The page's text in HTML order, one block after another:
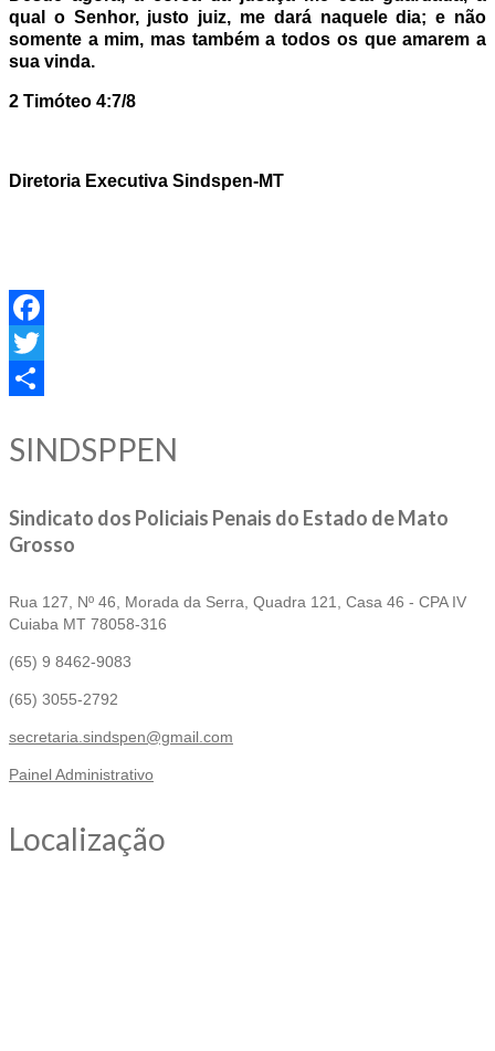
qual o Senhor, justo juiz, me dará naquele dia; e não
somente a mim, mas também a todos os que amarem a
sua vinda.
2 Timóteo 4:7/8
Diretoria Executiva Sindspen-MT
Facebook
Twitter
SINDSPPEN
Sindicato dos Policiais Penais do Estado de Mato
Grosso
Rua 127, Nº 46, Morada da Serra, Quadra 121, Casa 46 - CPA IV
Cuiaba MT 78058-316
(65) 9 8462-9083
(65) 3055-2792
secretaria.sindspen@gmail.com
Painel Administrativo
Localização